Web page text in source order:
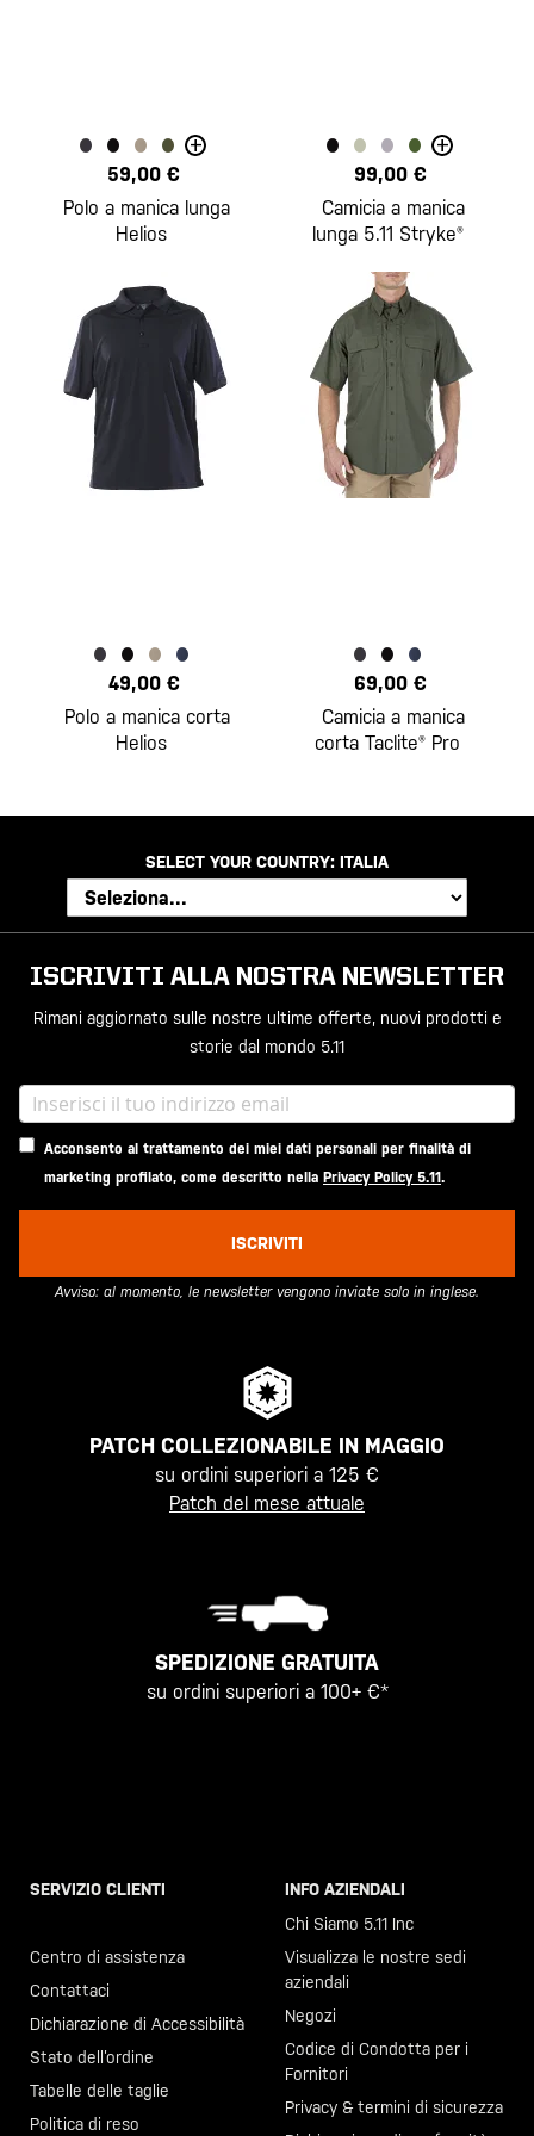
+
59,00 €
Polo a manica lunga
Helios
+
99,00 €
Camicia a manica
lunga 5.11 Stryke®
49,00 €
Polo a manica corta
Helios
69,00 €
Camicia a manica
corta Taclite® Pro
SELECT YOUR COUNTRY: ITALIA
ISCRIVITI ALLA NOSTRA NEWSLETTER
Rimani aggiornato sulle nostre ultime offerte, nuovi prodotti e
storie dal mondo 5.11
Acconsento al trattamento dei miei dati personali per finalità di
marketing profilato, come descritto nella Privacy Policy 5.11.
ISCRIVITI
Avviso: al momento, le newsletter vengono inviate solo in inglese.
PATCH COLLEZIONABILE IN MAGGIO
su ordini superiori a 125 €
Patch del mese attuale
SPEDIZIONE GRATUITA
su ordini superiori a 100+ €*
SERVIZIO CLIENTI
Centro di assistenza
Contattaci
Dichiarazione di Accessibilità
Stato dell’ordine
Tabelle delle taglie
Politica di reso
INFO AZIENDALI
Chi Siamo 5.11 Inc
Visualizza le nostre sedi
aziendali
Negozi
Codice di Condotta per i
Fornitori
Privacy & termini di sicurezza